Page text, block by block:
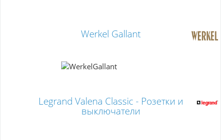
Werkel Gallant
Legrand Valena Classic - Розетки и
выключатели